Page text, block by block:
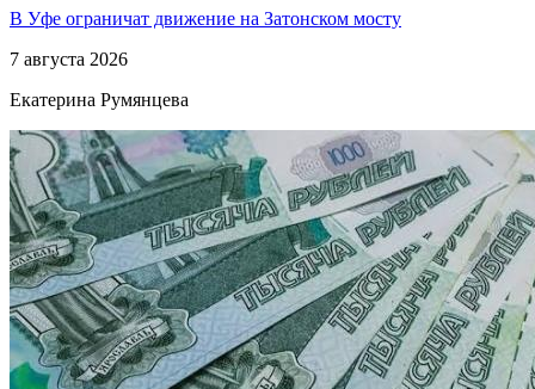
В Уфе ограничат движение на Затонском мосту
7 августа 2026
Екатерина Румянцева